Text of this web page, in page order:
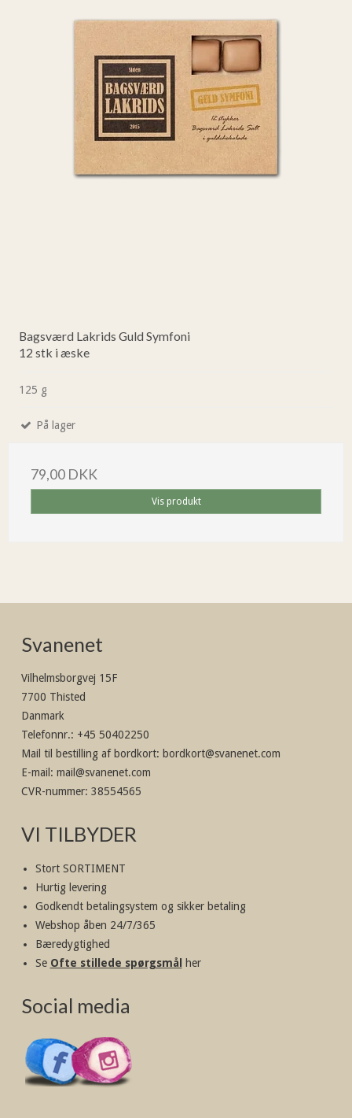
Bagsværd Lakrids Guld Symfoni
12 stk i æske
125 g
På lager
79,00 DKK
Vis produkt
Svanenet
Vilhelmsborgvej 15F
7700 Thisted
Danmark
Telefonnr.: +45 50402250
Mail til bestilling af bordkort: bordkort@svanenet.com
E-mail : mail@svanenet.com
CVR-nummer: 38554565
VI TILBYDER
Stort SORTIMENT
Hurtig levering
Godkendt betalingsystem og sikker betaling
Webshop åben 24/7/365
Bæredygtighed
Se Ofte stillede spørgsmål her
Social media